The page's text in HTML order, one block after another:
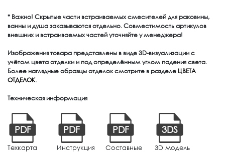
* Важно! Скрытые части встраиваемых смесителей для раковины,
ванны и душа заказываются отдельно. Совместимость артикулов
внешних и встраиваемых частей уточняйте у менеджера!
Изображения товара представлены в виде 3D-визуализации с
учётом цвета отделки и под определённым углом падения света.
Более наглядные образцы отделок смотрите в разделе ЦВЕТА
ОТДЕЛОК.
Техническая информация
PDF
Техкарта
PDF
Инструкция
PDF
Составные
3DS
3D модель